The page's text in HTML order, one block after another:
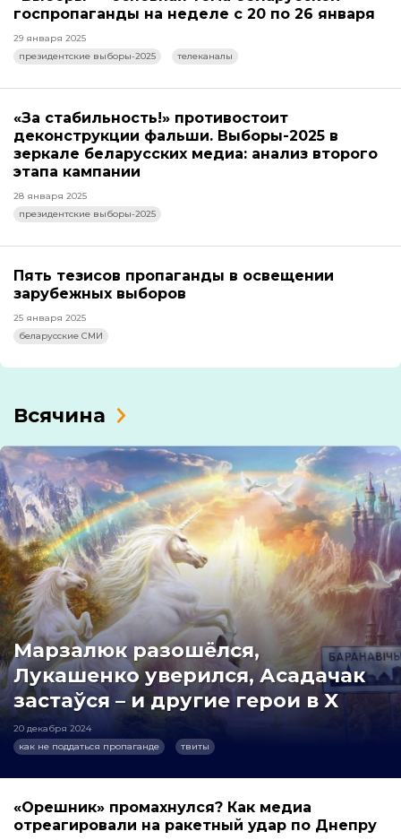
госпропаганды на неделе с 20 по 26 января
29 января 2025
президентские выборы-2025
телеканалы
«За стабильность!» противостоит
деконструкции фальши. Выборы-2025 в
зеркале беларусских медиа: анализ второго
этапа кампании
28 января 2025
президентские выборы-2025
Пять тезисов пропаганды в освещении
зарубежных выборов
25 января 2025
беларусские СМИ
Всячина
Марзалюк разошёлся,
Лукашенко уверился, Асадачак
застаўся – и другие герои в X
20 декабря 2024
как не поддаться пропаганде
твиты
«Орешник» промахнулся? Как медиа
отреагировали на ракетный удар по Днепру